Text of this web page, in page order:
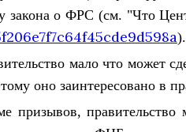
закона о ФРС (см. "Что
).
мало что может
оно заинтересовано в
призывов, правительство